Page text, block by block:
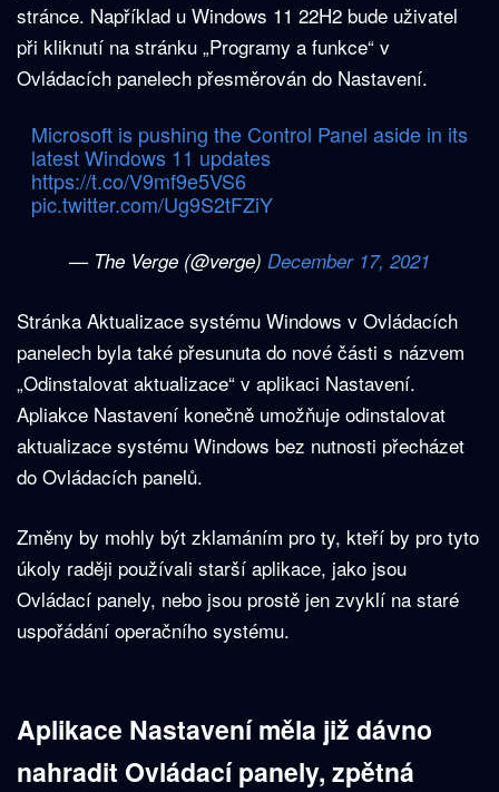
stránce. Například u Windows 11 22H2 bude uživatel
při kliknutí na stránku „Programy a funkce“ v
Ovládacích panelech přesměrován do Nastavení.
Microsoft is pushing the Control Panel aside in its
latest Windows 11 updates
https://t.co/V9mf9e5VS6
pic.twitter.com/Ug9S2tFZiY
— The Verge (@verge) December 17, 2021
Stránka Aktualizace systému Windows v Ovládacích
panelech byla také přesunuta do nové části s názvem
„Odinstalovat aktualizace“ v aplikaci Nastavení.
Apliakce Nastavení konečně umožňuje odinstalovat
aktualizace systému Windows bez nutnosti přecházet
do Ovládacích panelů.
Změny by mohly být zklamáním pro ty, kteří by pro tyto
úkoly raději používali starší aplikace, jako jsou
Ovládací panely, nebo jsou prostě jen zvyklí na staré
uspořádání operačního systému.
Aplikace Nastavení měla již dávno
nahradit Ovládací panely, zpětná